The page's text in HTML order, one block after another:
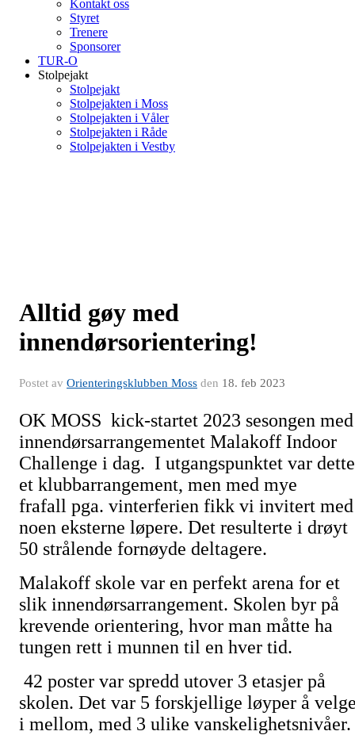
Kontakt oss
Styret
Trenere
Sponsorer
TUR-O
Stolpejakt
Stolpejakt
Stolpejakten i Moss
Stolpejakten i Våler
Stolpejakten i Råde
Stolpejakten i Vestby
Alltid gøy med
innendørsorientering!
Postet av Orienteringsklubben Moss den 18. feb 2023
OK MOSS kick-startet 2023 sesongen med
innendørsarrangementet Malakoff Indoor
Challenge i dag. I utgangspunktet var dette
et klubbarrangement, men med mye
frafall pga. vinterferien fikk vi invitert med
noen eksterne løpere. Det resulterte i drøyt
50 strålende fornøyde deltagere.
Malakoff skole var en perfekt arena for et
slik innendørsarrangement. Skolen byr på
krevende orientering, hvor man måtte ha
tungen rett i munnen til en hver tid.
42 poster var spredd utover 3 etasjer på
skolen. Det var 5 forskjellige løyper å
i mellom, med 3 ulike vanskelighetsnivåer.